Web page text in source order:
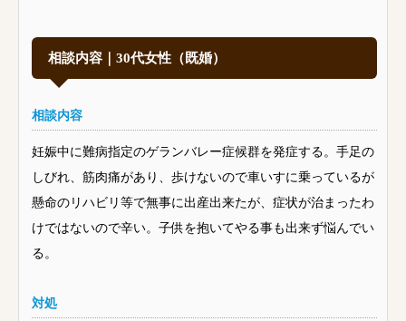
相談内容｜30代女性（既婚）
相談内容
妊娠中に難病指定のゲランバレー症候群を発症する。手足の
しびれ、筋肉痛があり、歩けないので車いすに乗っているが
懸命のリハビリ等で無事に出産出来たが、症状が治まったわ
けではないので辛い。子供を抱いてやる事も出来ず悩んでい
る。
対処